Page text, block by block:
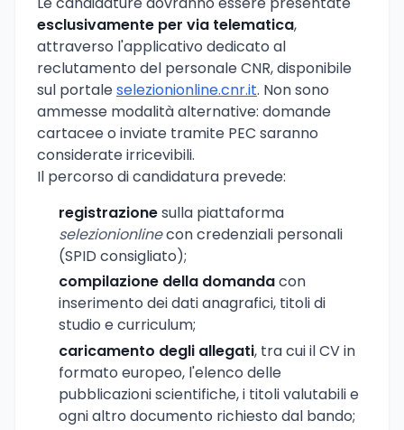
esclusivamente per via telematica,
attraverso l'applicativo dedicato al
reclutamento del personale CNR, disponibile
sul portaleselezionionline.cnr.it. Non sono
ammesse modalità alternative: domande
cartacee o inviate tramite PEC saranno
considerate irricevibili.
Il percorso di candidatura prevede:
registrazionesulla piattaforma
selezionionlinecon credenziali personali
(SPID consigliato);
compilazione della domandacon
inserimento dei dati anagrafici, titoli di
studio e curriculum;
caricamento degli allegati, tra cui il CV in
formato europeo, l'elenco delle
pubblicazioni scientifiche, i titoli valutabili e
ogni altro documento richiesto dal bando;